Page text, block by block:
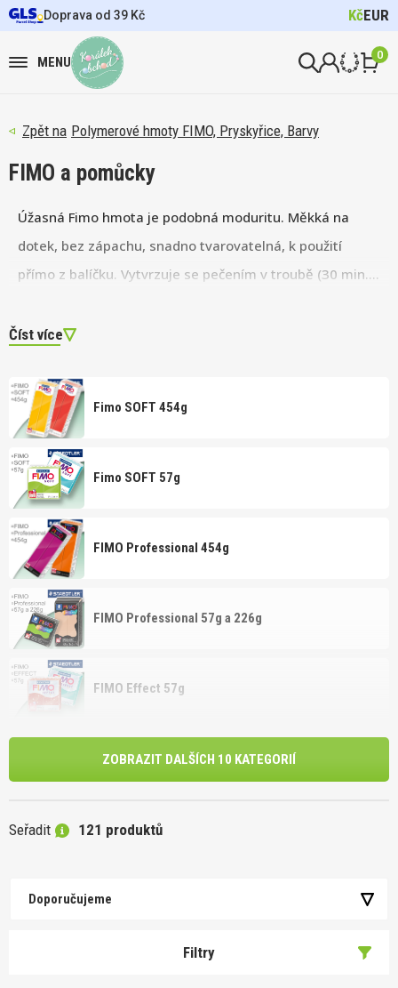
Doprava od 39 Kč KčEUR
MENU 0
Polymerové hmoty FIMO, Pryskyřice, Barvy
FIMO a pomůcky
Úžasná Fimo hmota je podobná moduritu. Měkká na
dotek, bez zápachu, snadno tvarovatelná, k použití
přímo z balíčku. Vytvrzuje se pečením v troubě (30 min.,
postavičku svého hrdiny! Nechybí nástroje,
Číst více
Fimo SOFT 454g
Fimo SOFT 57g
FIMO Professional 454g
FIMO Professional 57g a 226g
FIMO Effect 57g
ZOBRAZIT DALŠÍCH 10 KATEGORIÍ
Seřadit 121 produktů
Doporučujeme
Filtry